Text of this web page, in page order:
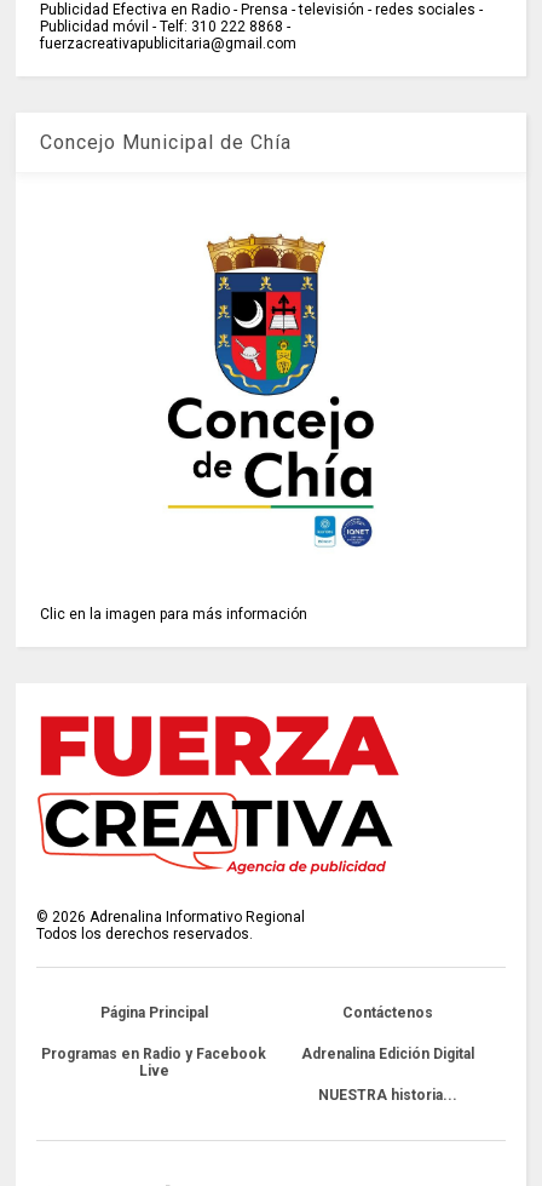
Publicidad Efectiva en Radio - Prensa - televisión - redes sociales -
Publicidad móvil - Telf: 310 222 8868 -
fuerzacreativapublicitaria@gmail.com
Concejo Municipal de Chía
Clic en la imagen para más información
© 2026 Adrenalina Informativo Regional
Todos los derechos reservados.
Página Principal Contáctenos
Programas en Radio y Facebook
Live
Adrenalina Edición Digital
NUESTRA historia...